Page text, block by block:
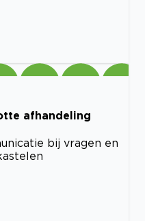
afhandeling
bij vragen en